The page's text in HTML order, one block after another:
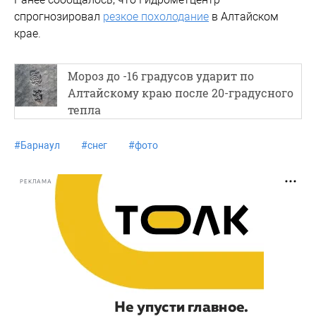
спрогнозировал резкое похолодание в Алтайском
крае.
Мороз до -16 градусов ударит по
Алтайскому краю после 20-градусного
тепла
#Барнаул #снег #фото
РЕКЛАМА